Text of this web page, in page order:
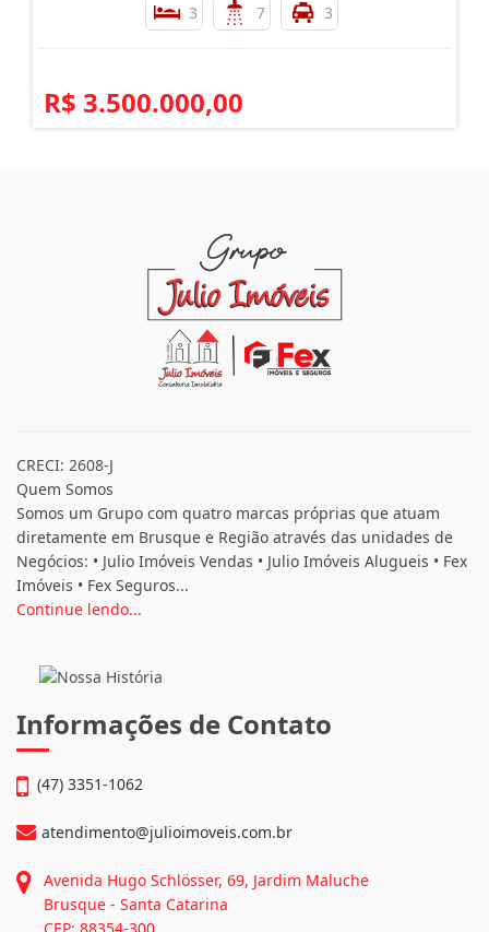
3 7 3
R$ 3.500.000,00
CRECI: 2608-J
Quem Somos
Negócios: • Julio Imóveis Vendas • Julio Imóveis Alugueis • Fex
Continue lendo...
Informações de Contato
(47) 3351-1062